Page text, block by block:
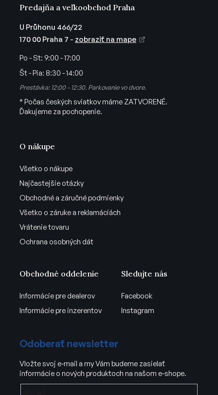
O nákupe
Všetko o nákupe
Najčastejšie otázky
Obchodné a záručné podmienky
Všetko o záruke a reklamáciách
Vrátenie tovaru
Ochrana osobných dát
Predajňa a veľkoobchod Praha
U Průhonu 466/22
170 00 Praha 7 - zobraziť na mape
Po - St: 9:00 - 17:00
Št - Pia: 8:30 - 14:00
Prestávka: 12:00 - 12:30. Parkovanie vo dvore.
* Počas českých sviatkov máme ZATVORENÉ.
Ďakujeme za pochopenie.
Obchodné oddelenie
Informácie pre dealerov
Informácie pre inzerentov
Sledujte nás
Facebook
Instagram
Odoberať newsletter
Vložte svoj e-mail a my Vám budeme zasielať
informácie o nových produktoch na našom e-shope.